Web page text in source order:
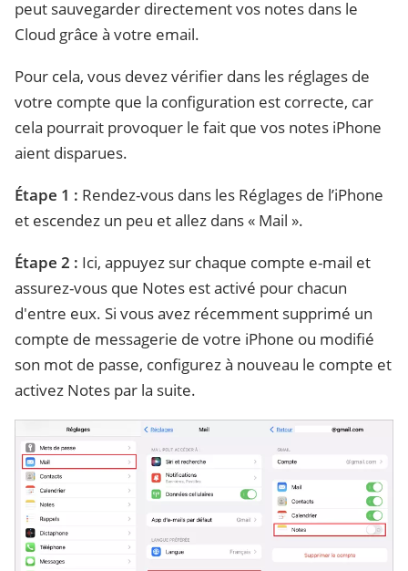
peut sauvegarder directement vos notes dans le
Cloud grâce à votre email.
Pour cela, vous devez vérifier dans les réglages de
votre compte que la configuration est correcte, car
cela pourrait provoquer le fait que vos notes iPhone
aient disparues.
Étape 1 : Rendez-vous dans les Réglages de l’iPhone
et escendez un peu et allez dans « Mail ».
Étape 2 : Ici, appuyez sur chaque compte e-mail et
assurez-vous que Notes est activé pour chacun
d'entre eux. Si vous avez récemment supprimé un
compte de messagerie de votre iPhone ou modifié
son mot de passe, configurez à nouveau le compte et
activez Notes par la suite.